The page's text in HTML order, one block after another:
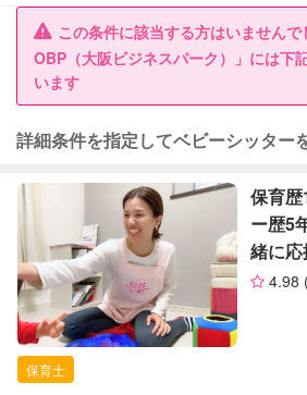
この条件に該当する方はいませんで
OBP（大阪ビジネスパーク）」には下
います
詳細条件を指定してベビーシッター
保育
ー歴5
緒に
4.98
保育士